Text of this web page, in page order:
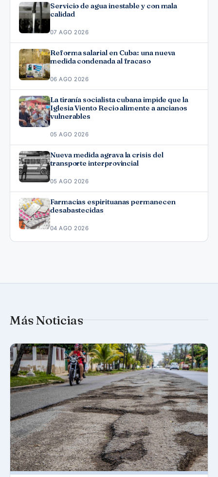
Servicio de agua inestable y con mala
calidad
07 AGO 2026
Reforma salarial en Cuba: una nueva
medida condenada al fracaso
06 AGO 2026
La tiranía socialista cubana impide que la
Iglesia Viento Recio alimente a ancianos
vulnerables
05 AGO 2026
Nueva medida agrava la crisis del
transporte interprovincial
05 AGO 2026
Farmacias espirituanas permanecen
desabastecidas
04 AGO 2026
Más Noticias